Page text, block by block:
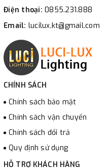
Điện thoại: 0855.231.888
Email: lucilux.kt@gmail.com
CHÍNH SÁCH
Chính sách bảo mật
Chính sách vận chuyển
Chính sách đổi trả
Quy định sử dụng
HỖ TRỢ KHÁCH HÀNG